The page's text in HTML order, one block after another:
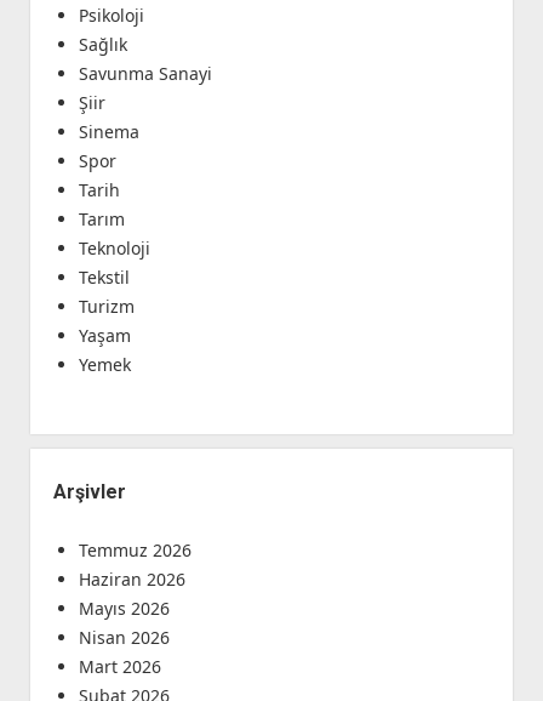
Psikoloji
Sağlık
Savunma Sanayi
Şiir
Sinema
Spor
Tarih
Tarım
Teknoloji
Tekstil
Turizm
Yaşam
Yemek
Arşivler
Temmuz 2026
Haziran 2026
Mayıs 2026
Nisan 2026
Mart 2026
Şubat 2026